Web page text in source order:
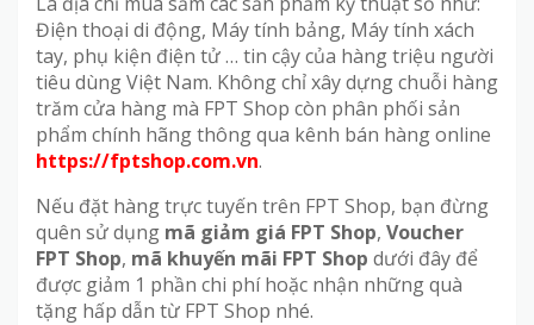
Điện thoại di động, Máy tính bảng, Máy tính xách
tay, phụ kiện điện tử … tin cậy của hàng triệu người
tiêu dùng Việt Nam. Không chỉ xây dựng chuỗi hàng
trăm cửa hàng mà FPT Shop còn phân phối sản
phẩm chính hãng thông qua kênh bán hàng online
https://fptshop.com.vn.
Nếu đặt hàng trực tuyến trên FPT Shop, bạn đừng
quên sử dụng mã giảm giá FPT Shop, Voucher
FPT Shop, mã khuyến mãi FPT Shop dưới đây để
được giảm 1 phần chi phí hoặc nhận những quà
tặng hấp dẫn từ FPT Shop nhé.